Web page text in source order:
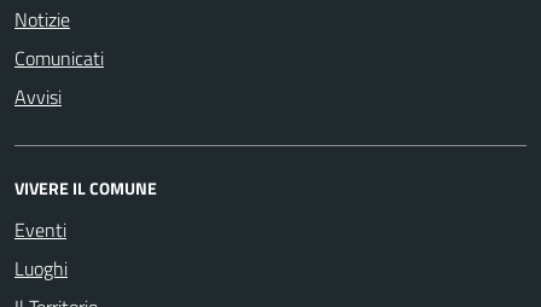
Notizie
Comunicati
Avvisi
VIVERE IL COMUNE
Eventi
Luoghi